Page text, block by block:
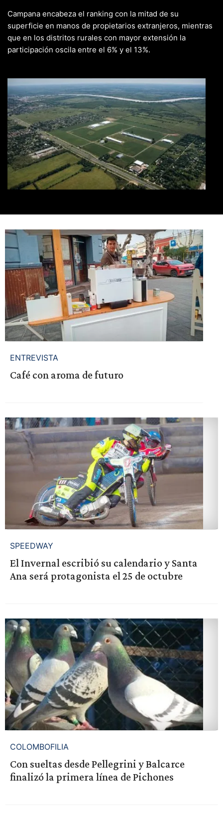
Campana encabeza el ranking con la mitad de su
superficie en manos de propietarios extranjeros, mientras
que en los distritos rurales con mayor extensión la
participación oscila entre el 6% y el 13%.
ENTREVISTA
Café con aroma de futuro
SPEEDWAY
El Invernal escribió su calendario y Santa
Ana será protagonista el 25 de octubre
COLOMBOFILIA
Con sueltas desde Pellegrini y Balcarce
finalizó la primera línea de Pichones